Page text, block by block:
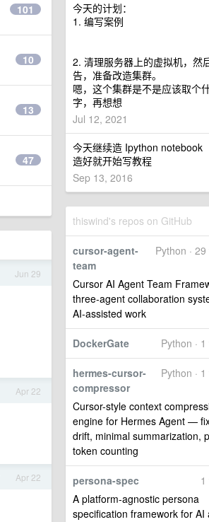
今天的计划：
1. 编写案例
2. 清理服务器上的虚拟机，然
告，准备改造集群。
嗯，这个集群是不是应该取个
字，再想想
Jul 12, 2021
今天继续造 Ipython notebook
造好就开始写教程
Sep 13, 2016
thiswind's repos on GitHub
Python ·
cursor-agent-
team
Cursor AI Agent Team
three-agent collaboration
AI-assisted work
Python ·
DockerGate
Python ·
hermes-cursor-
compressor
Cursor-style context
engine for Hermes Agent —
drift, minimal summarization,
token counting
persona-spec
A platform-agnostic persona
specification framework for AI
101
10
13
47
Jun 29
Apr 22
Apr 22